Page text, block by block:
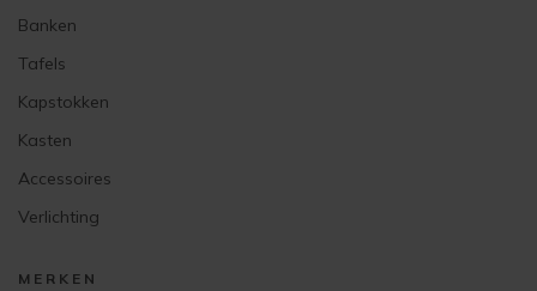
Banken
Tafels
Kapstokken
Kasten
Accessoires
Verlichting
MERKEN